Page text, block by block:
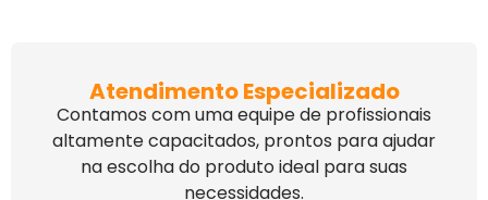
Atendimento Especializado
Contamos com uma equipe de profissionais
altamente capacitados, prontos para ajudar
na escolha do produto ideal para suas
necessidades.